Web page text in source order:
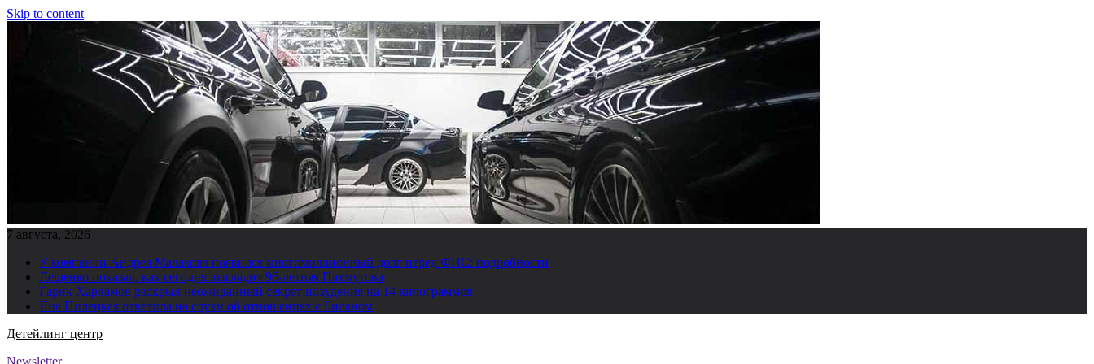
Skip to content
7 августа, 2026
У компании Андрея Малахова появился многомиллионный долг перед ФНС: подробности
Лещенко показал, как сегодня выглядит 96-летняя Пахмутова
Гарик Харламов раскрыл неожиданный секрет похудения на 14 килограммов
Яна Пилецкая ответила на слухи об отношениях с Биланом
Детейлинг центр
Newsletter